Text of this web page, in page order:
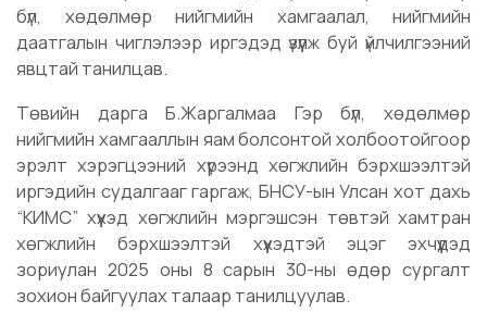
бүл, хөдөлмөр нийгмийн хамгаалал, нийгмийн
даатгалын чиглэлээр иргэдэд үзүүлж буй үйлчилгээний
явцтай танилцав.
Төвийн дарга Б.Жаргалмаа Гэр бүл, хөдөлмөр
нийгмийн хамгааллын яам болсонтой холбоотойгоор
эрэлт хэрэгцээний хүрээнд хөгжлийн бэрхшээлтэй
иргэдийн судалгааг гаргаж, БНСУ-ын Улсан хот дахь
“КИМС” хүүхэд хөгжлийн мэргэшсэн төвтэй хамтран
хөгжлийн бэрхшээлтэй хүүхэдтэй эцэг эхчүүдэд
зориулан 2025 оны 8 сарын 30-ны өдөр сургалт
зохион байгуулах талаар танилцуулав.